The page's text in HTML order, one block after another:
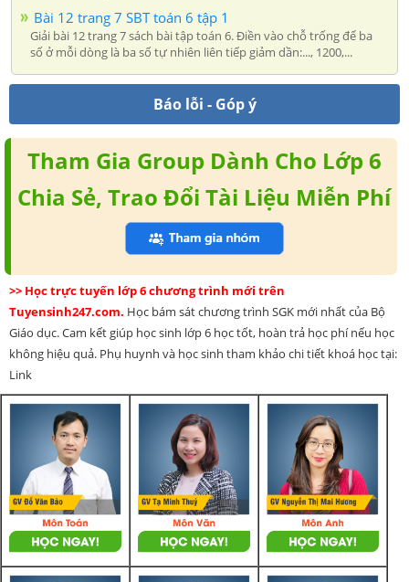
Bài 12 trang 7 SBT toán 6 tập 1
Giải bài 12 trang 7 sách bài tập toán 6. Điền vào chỗ trống để ba
số ở mỗi dòng là ba số tự nhiên liên tiếp giảm dần:..., 1200,...
Báo lỗi - Góp ý
Tham Gia Group Dành Cho Lớp 6
Chia Sẻ, Trao Đổi Tài Liệu Miễn Phí
>> Học trực tuyến lớp 6 chương trình mới trên
Tuyensinh247.com. Học bám sát chương trình SGK mới nhất của Bộ
Giáo dục. Cam kết giúp học sinh lớp 6 học tốt, hoàn trả học phí nếu học
không hiệu quả. Phụ huynh và học sinh tham khảo chi tiết khoá học tại:
Link